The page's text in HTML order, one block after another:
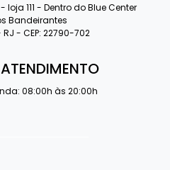
loja 111 - Dentro do Blue Center
Bandeirantes
- CEP: 22790-702
08:00h às 20:00h